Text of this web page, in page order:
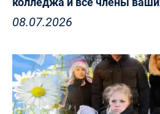
08.07.2026